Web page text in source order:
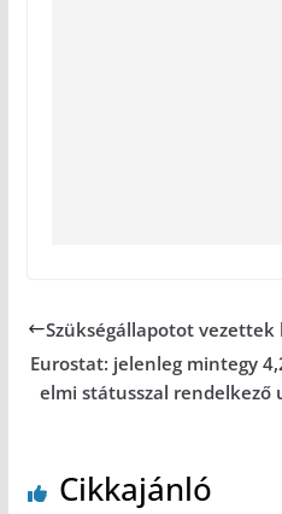
Szükségállapotot vezettek
Eurostat: jelenleg mintegy
elmi státusszal
Cikkajánló